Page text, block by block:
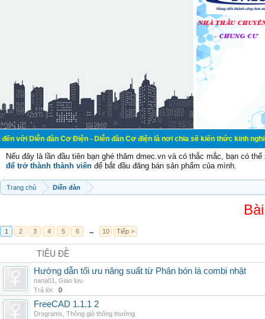
đàn Cơ Điện - Diễn đàn Cơ điện là nơi chia sẽ kiến thức kinh nghiệm
Nếu đây là lần đầu tiên bạn ghé thăm dmec.vn và có thắc mắc, bạn có
để trở thành thành viên để bắt đầu đăng bán sản phẩm của mình.
Trang chủ Diễn đàn
1 2 3 4 5 6 → 10 Tiếp >
TIÊU ĐỀ
Hướng dẫn tối ưu năng suất từ Phân bón lá combi nhật
nana01
Giao lưu
Trả lời:
0
FreeCAD 1.1.1 2
Drograms Thông gió thông thường